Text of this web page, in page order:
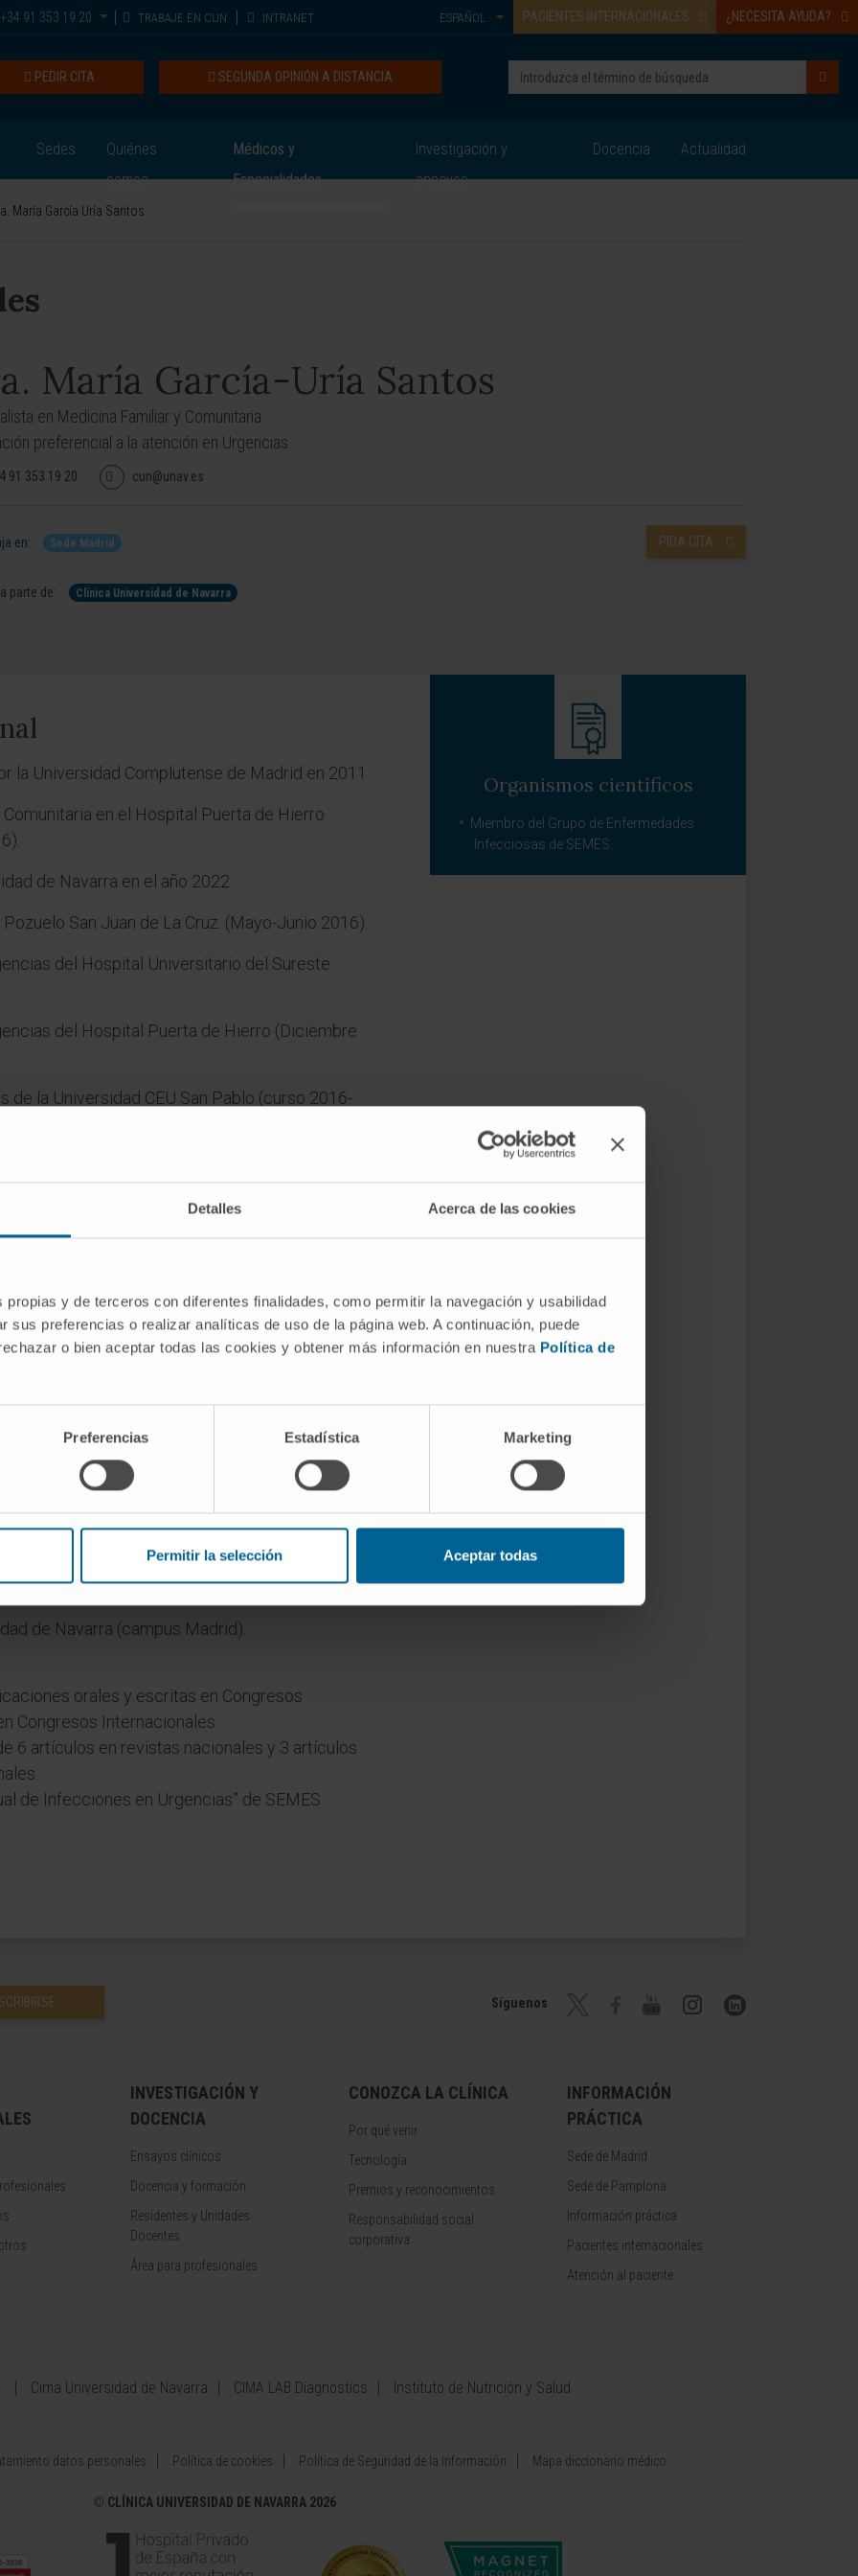
Detalles Acerca de las cookies
propias y de terceros con diferentes finalidades, como permitir la navegación y usabilidad
sus preferencias o realizar analíticas de uso de la página web. A continuación, puede
o bien aceptar todas las cookies y obtener más información en nuestra Política de
Preferencias Estadística Marketing
Permitir la selección Aceptar todas
+34 91 353 19 20 TRABAJE EN CUN INTRANET PACIENTES INTERNACIONALES ¿NECESITA AYUDA?
ESPAÑOL
SEGUNDA OPINIÓN A DISTANCIA
PEDIR CITA
Sedes
Quiénes
somos
Médicos y
Especialidades
Investigación y
ensayos
Docencia Actualidad
María García Uría Santos
María García-Uría Santos
en Medicina Familiar y Comunitaria.
preferencial a la atención en Urgencias.
91 353 19 20 cun@unav.es
en: Sede Madrid PIDA CITA
parte de: Clínica Universidad de Navarra
la Universidad Complutense de Madrid en 2011.
en el Hospital Puerta de Hierro
de Navarra en el año 2022.
San Juan de La Cruz. (Mayo-Junio 2016).
del Hospital Universitario del Sureste.
del Hospital Puerta de Hierro (Diciembre
de la Universidad CEU San Pablo (curso 2016-
la patología infecciosa urgente (curso 2018-
de
de Navarra (campus Madrid).
orales y escritas en Congresos
Congresos Internacionales.
6 artículos en revistas nacionales y 3 artículos
de Infecciones en Urgencias” de SEMES.
Organismos científicos
Miembro del Grupo de Enfermedades
Infecciosas de SEMES.
Síguenos
INVESTIGACIÓN Y
DOCENCIA
Ensayos clínicos
Docencia y formación
Residentes y Unidades
Docentes
Área para profesionales
CONOZCA LA CLÍNICA
Por qué venir
Tecnología
Premios y reconocimientos
Responsabilidad social
corporativa
INFORMACIÓN
PRÁCTICA
Sede de Madrid
Sede de Pamplona
Información práctica
Pacientes internacionales
Atención al paciente
Cima Universidad de Navarra CIMA LAB Diagnostics Instituto de Nutrición y Salud
datos personales Política de cookies Política de Seguridad de la Información Mapa diccionario médico
© CLÍNICA UNIVERSIDAD DE NAVARRA 2026